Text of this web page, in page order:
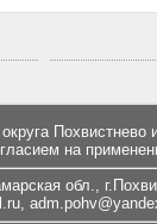
на
обл.,
,